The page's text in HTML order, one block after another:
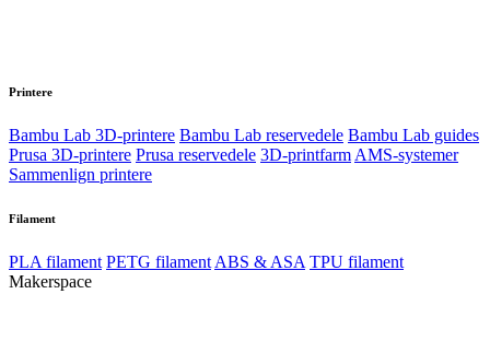
Printere
Bambu Lab 3D-printere Bambu Lab reservedele Bambu Lab guides
Prusa 3D-printere Prusa reservedele 3D-printfarm AMS-systemer
Sammenlign printere
Filament
PLA filament PETG filament ABS & ASA TPU filament
Makerspace